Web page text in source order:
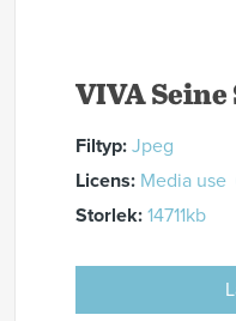
VIVA Seine
Filtyp: Jpeg
Licens: Media use
Storlek: 14711kb